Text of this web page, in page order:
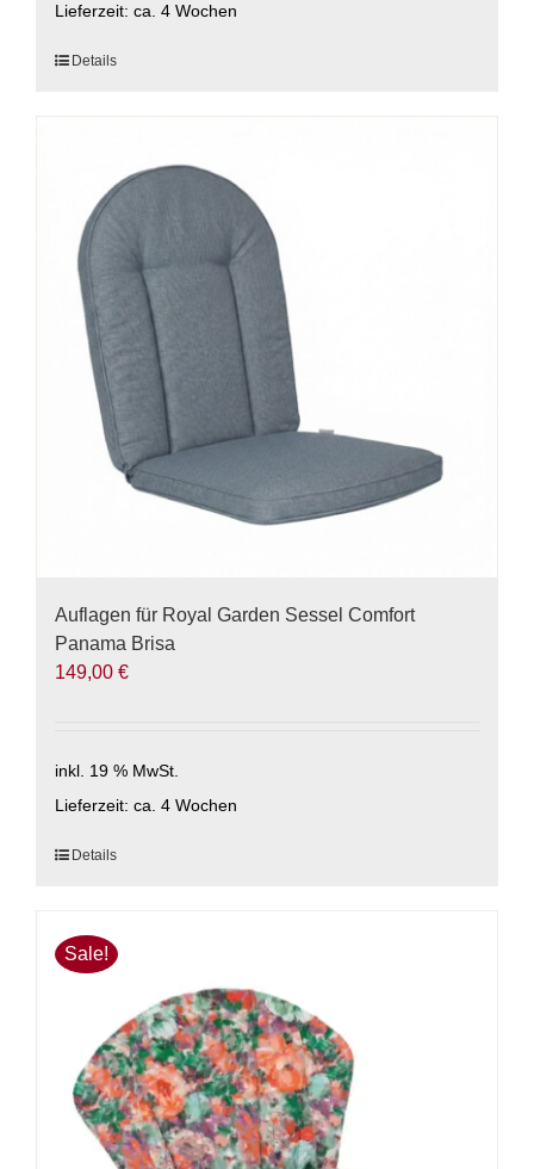
Lieferzeit: ca. 4 Wochen
Details
Auflagen für Royal Garden Sessel Comfort
Panama Brisa
149,00 €
inkl. 19 % MwSt.
Lieferzeit: ca. 4 Wochen
Details
Sale!